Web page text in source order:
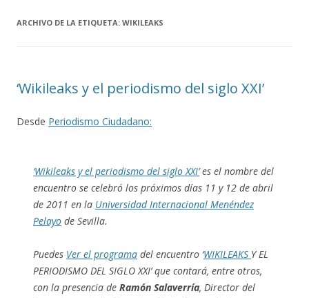
ARCHIVO DE LA ETIQUETA: WIKILEAKS
‘Wikileaks y el periodismo del siglo XXI’
Desde Periodismo Ciudadano:
‘Wikileaks y el periodismo del siglo XXI’es el nombre del
encuentro se celebró los próximos días 11 y 12 de abril
de 2011 en la Universidad Internacional Menéndez
Pelayo de Sevilla.
Puedes Ver el programa del encuentro ‘WIKILEAKS Y EL
PERIODISMO DEL SIGLO XXI’ que contará, entre otros,
con la presencia de Ramón Salaverría, Director del